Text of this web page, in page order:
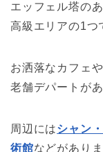
エッフェル塔の
高級エリアの1つ
お洒落なカフェ
老舗デパートが
周辺にはシャン
術館などがありま